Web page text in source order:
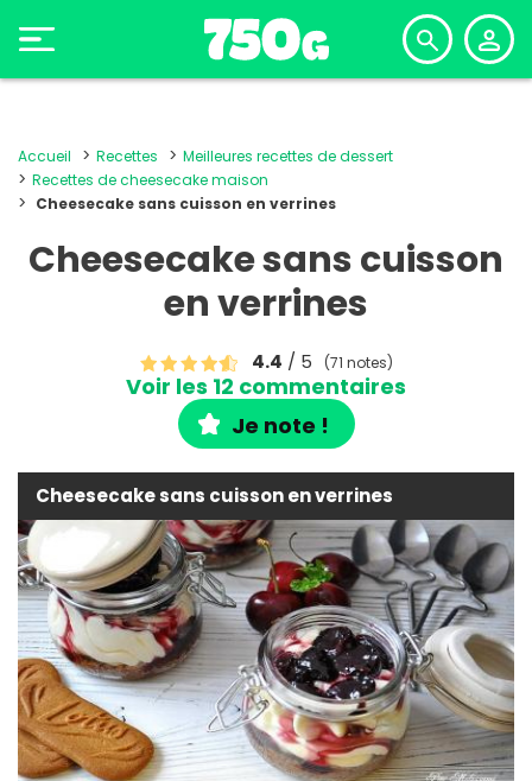
Accueil Recettes
Meilleures recettes de dessert
Recettes de cheesecake maison
Cheesecake sans cuisson en verrines
Cheesecake sans cuisson
en verrines
4.4 / 5 (71 notes)
Voir les 12 commentaires
Je note !
Cheesecake sans cuisson en verrines